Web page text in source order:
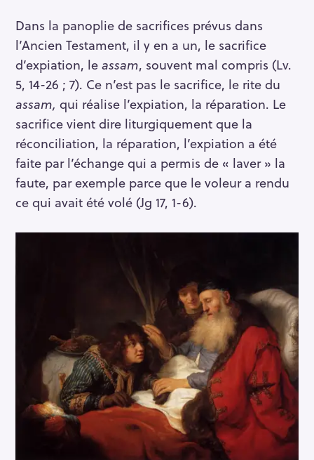
Dans la panoplie de sacrifices prévus dans
l’Ancien Testament, il y en a un, le sacrifice
d’expiation, leassam, souvent mal compris (Lv.
5, 14-26 ; 7). Ce n’est pas le sacrifice, le rite du
assam, qui réalise l’expiation, la réparation. Le
sacrifice vient dire liturgiquement que la
réconciliation, la réparation, l’expiation a été
faite par l’échange qui a permis de « laver » la
faute, par exemple parce que le voleur a rendu
ce qui avait été volé (Jg 17, 1-6).